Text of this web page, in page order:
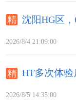
沈阳HG区
2026/8/4 21:09:00
HT多次体
2026/8/5 14:35:00